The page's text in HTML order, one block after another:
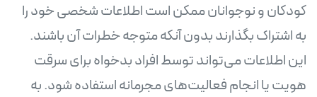
کودکان و نوجوانان ممکن است اطلاعات شخصی خود را
به اشتراک بگذارند بدون آنکه متوجه خطرات آن باشند.
این اطلاعات می‌تواند توسط افراد بدخواه برای سرقت
هویت یا انجام فعالیت‌های مجرمانه استفاده شود. به